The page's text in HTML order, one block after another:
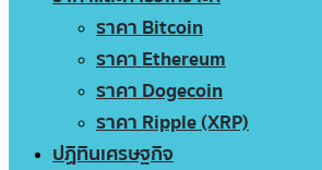
ราคา Bitcoin
ราคา Ethereum
ราคา Dogecoin
ราคา Ripple (XRP)
ปฏิทินเศรษฐกิจ